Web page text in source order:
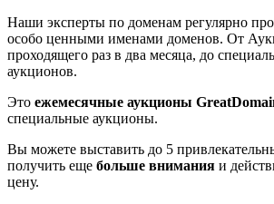
Наши эксперты по доменам регулярно
особо ценными именами доменов. От
проходящего раз в два месяца, до
аукционов.
Это ежемесячные аукционы
специальные аукционы.
Вы можете выставить до 5
получить еще больше внимания и
цену.